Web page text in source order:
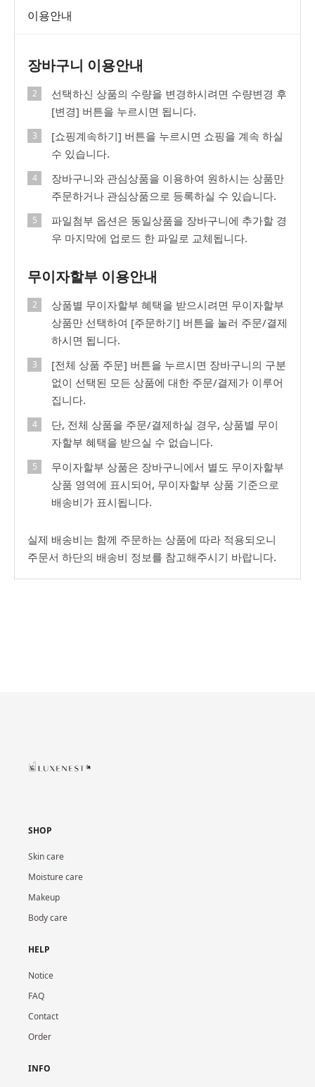
이용안내
장바구니 이용안내
선택하신 상품의 수량을 변경하시려면 수량변경 후
[변경] 버튼을 누르시면 됩니다.
[쇼핑계속하기] 버튼을 누르시면 쇼핑을 계속 하실
수 있습니다.
장바구니와 관심상품을 이용하여 원하시는 상품만
주문하거나 관심상품으로 등록하실 수 있습니다.
파일첨부 옵션은 동일상품을 장바구니에 추가할 경
우 마지막에 업로드 한 파일로 교체됩니다.
무이자할부 이용안내
상품별 무이자할부 혜택을 받으시려면 무이자할부
상품만 선택하여 [주문하기] 버튼을 눌러 주문/결제
하시면 됩니다.
[전체 상품 주문] 버튼을 누르시면 장바구니의 구분
없이 선택된 모든 상품에 대한 주문/결제가 이루어
집니다.
단, 전체 상품을 주문/결제하실 경우, 상품별 무이
자할부 혜택을 받으실 수 없습니다.
무이자할부 상품은 장바구니에서 별도 무이자할부
상품 영역에 표시되어, 무이자할부 상품 기준으로
배송비가 표시됩니다.
실제 배송비는 함께 주문하는 상품에 따라 적용되오니
주문서 하단의 배송비 정보를 참고해주시기 바랍니다.
SHOP
Skin care
Moisture care
Makeup
Body care
HELP
Notice
FAQ
Contact
Order
INFO